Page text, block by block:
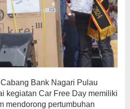
Bank Nagari Pulau
kegiatan Car Free Day memiliki
mendorong pertumbuhan